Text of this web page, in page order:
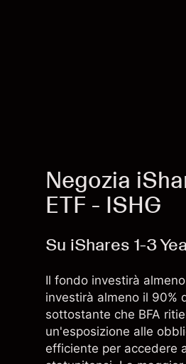
Negozia
ETF - ISHG
Su iShares 1-3
Il fondo investirà
investirà almeno il 90%
sottostante che BFA
un'esposizione alle
efficiente per accedere